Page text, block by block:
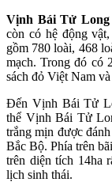
Vịnh Bái Tử Long
còn có hệ động
gồm 780 loài, 468
mạch. Trong đó có
sách đỏ Việt Nam
Đến Vịnh Bái Tử
thể Vịnh Bái Tử
trắng mịn được
Bắc Bộ. Phía trên
trên diện tích 14ha
lịch sinh thái.